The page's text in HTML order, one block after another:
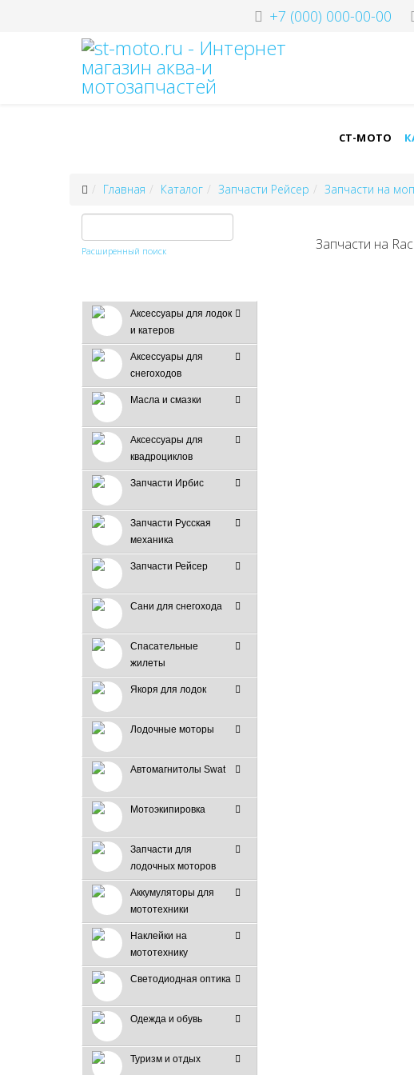
+7 (000) 000-00-00
СТ-МОТО
Главная Каталог Запчасти Рейсер Запчасти на
Расширенный поиск
Аксессуары для лодок
и катеров
Аксессуары для
снегоходов
Масла и смазки
Аксессуары для
квадроциклов
Запчасти Ирбис
Запчасти Русская
механика
Запчасти Рейсер
Сани для снегохода
Спасательные
жилеты
Якоря для лодок
Лодочные моторы
Автомагнитолы Swat
Мотоэкипировка
Запчасти для
лодочных моторов
Аккумуляторы для
мототехники
Наклейки на
мототехнику
Светодиодная оптика
Одежда и обувь
Туризм и отдых
Запчасти на